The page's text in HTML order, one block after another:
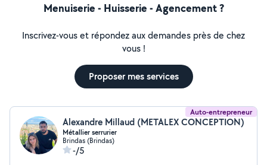
Menuiserie - Huisserie - Agencement ?
Inscrivez-vous et répondez aux demandes près de chez
vous !
Proposer mes services
Auto-entrepreneur
Alexandre Millaud (METALEX CONCEPTION)
Métallier serrurier
Brindas (Brindas)
-/5